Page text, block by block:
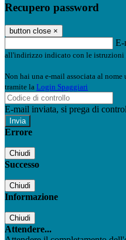
Recupero password
button close ×
E-
all'indirizzo indicato con le istruzioni
Non hai una e-mail associata al
tramite la Login Spaggiari
E-mail inviata, si prega di
Errore
Chiudi
Successo
Chiudi
Informazione
Chiudi
Attendere...